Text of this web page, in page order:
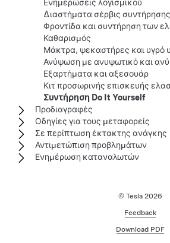
Ενημερώσεις λογισμικού
Διαστήματα σέρβις συντήρησης
Φροντίδα και συντήρηση των
Καθαρισμός
Μάκτρα, ψεκαστήρες και υγρό
Ανύψωση με ανυψωτικό και
Εξαρτήματα και αξεσουάρ
Κιτ προσωρινής επισκευής
Συντήρηση Do It Yourself
Προδιαγραφές
Οδηγίες για τους μεταφορείς
Σε περίπτωση έκτακτης ανάγκης
Αντιμετώπιση προβλημάτων
Ενημέρωση καταναλωτών
© Tesla 2026
Feedback
Download PDF